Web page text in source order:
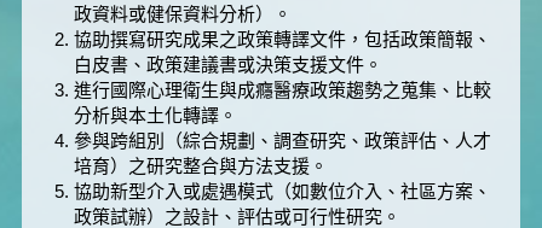
政資料或健保資料分析）。
協助撰寫研究成果之政策轉譯文件，包括政策簡報、
白皮書、政策建議書或決策支援文件。
進行國際心理衛生與成癮醫療政策趨勢之蒐集、比較
分析與本土化轉譯。
參與跨組別（綜合規劃、調查研究、政策評估、人才
培育）之研究整合與方法支援。
協助新型介入或處遇模式（如數位介入、社區方案、
政策試辦）之設計、評估或可行性研究。